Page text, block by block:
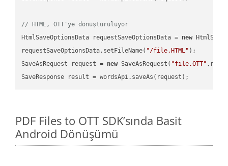
// HTML, OTT'ye dönüştürülüyor
HtmlSaveOptionsData requestSaveOptionsData = new
requestSaveOptionsData.setFileName( "/file.HTML" );
SaveAsRequest request = new SaveAsRequest( "file.OTT"
PDF Files to OTT SDK’sında Basit
Android Dönüşümü